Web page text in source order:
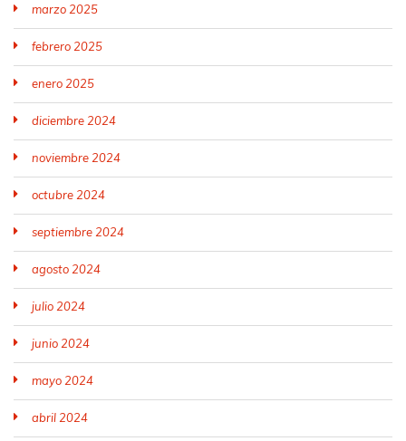
marzo 2025
febrero 2025
enero 2025
diciembre 2024
noviembre 2024
octubre 2024
septiembre 2024
agosto 2024
julio 2024
junio 2024
mayo 2024
abril 2024